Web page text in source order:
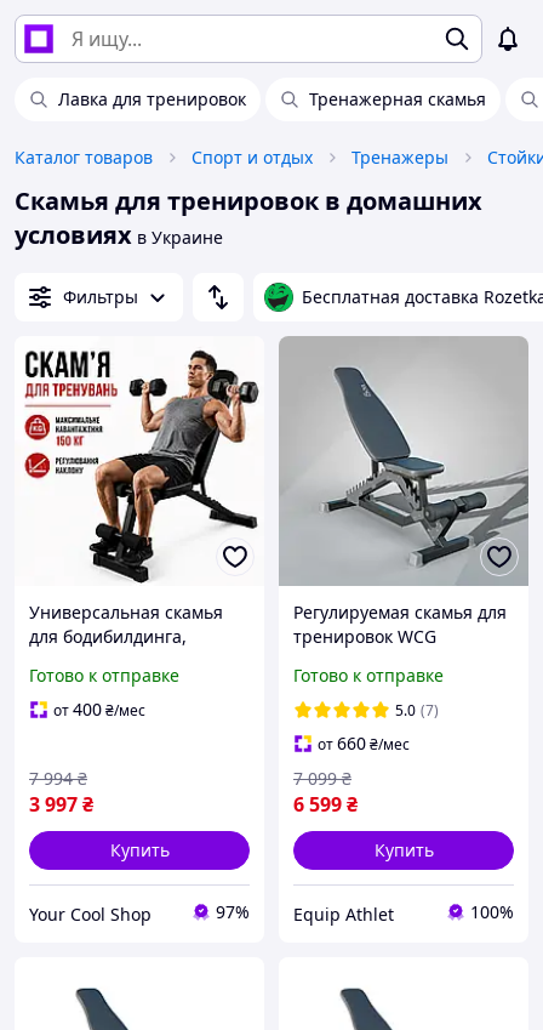
Лавка для тренировок Тренажерная скамья
Каталог товаров Спорт и отдых Тренажеры
Скамья для тренировок в домашних
условиях в Украине
Фильтры Бесплатная доставка
Универсальная скамья
для бодибилдинга,
тренировок с
собственным весом в
Готово к отправке
от400₴/мес
3 997₴
7 994 ₴
Купить
Your Cool Shop 97%
Регулируемая скамья для
тренировок WCG
Готово к отправке
5.0 (7)
от660₴/мес
6 599₴
7 099 ₴
Купить
Equip Athlet 100%